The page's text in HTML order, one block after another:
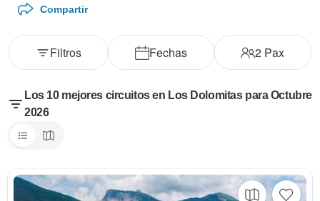
Compartir
Fechas 2 Pax
Filtros
Los 10 mejores circuitos en Los Dolomitas para Octubre
2026